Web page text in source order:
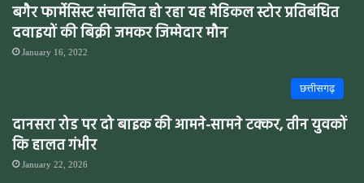
बगैर फार्मेसिस्ट संचालित हो रहा यह मेडिकल स्टोर प्रतिबंधित
दवाइयों की बिक्री जमकर जिम्मेदार मौन
January 16, 2022
छत्तीसगढ़
दानसरा रोड पर दो बाइक की आमने-सामने टक्कर, तीन युवकों
कि हालत गंभीर
January 22, 2026